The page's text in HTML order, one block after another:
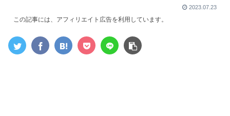
2023.07.23
この記事には、アフィリエイト広告を利用しています。